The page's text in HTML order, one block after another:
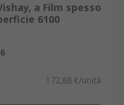
a Film spesso
6100
172,88 €/unità